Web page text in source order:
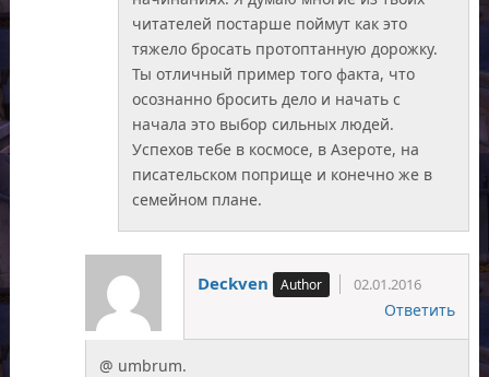
читателей постарше поймут как это
тяжело бросать протоптанную дорожку.
Ты отличный пример того факта, что
осознанно бросить дело и начать с
начала это выбор сильных людей.
Успехов тебе в космосе, в Азероте, на
писательском поприще и конечно же в
семейном плане.
Deckven 02.01.2016
Ответить
@ umbrum.